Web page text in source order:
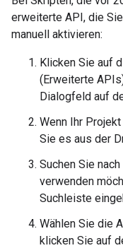
erweiterte API, die
manuell aktivieren:
Klicken Sie auf
(Erweiterte
Dialogfeld auf
Wenn Ihr
Sie es aus der
Suchen Sie
verwenden
Suchleiste
Wählen Sie die
klicken Sie auf